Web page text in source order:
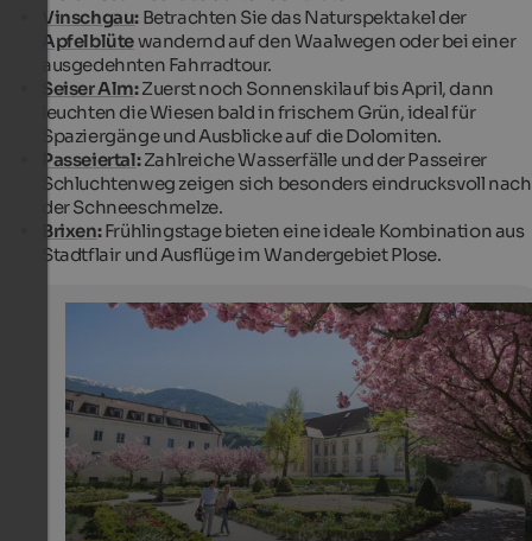
Frühling in Brixen
Rund um die Hofburg in Brixen blühen die Bäume und
Frühlingsluft lädt zu ausgedehnten Spaziergängen ein.
Brixen Tourismus Genossenschaft - AlexFilz
Vinschgau: Betrachten Sie das Naturspektakel der
Apfelblütewandernd auf den Waalwegen oder bei einer
ausgedehnten Fahrradtour.
Seiser Alm:Zuerst noch Sonnenskilauf bis April, dann
leuchten die Wiesen bald in frischem Grün, ideal für
Spaziergänge und Ausblicke auf die Dolomiten.
Passeiertal:Zahlreiche Wasserfälle und der Passeirer
Schluchtenweg zeigen sich besonders eindrucksvoll nach
der Schneeschmelze.
Brixen:Frühlingstage bieten eine ideale Kombination aus
Stadtflair und Ausflüge im Wandergebiet Plose.